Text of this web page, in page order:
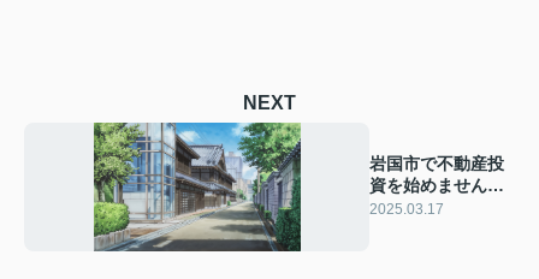
NEXT
岩国市で不動産投
資を始めません
か？市場の現状と
2025.03.17